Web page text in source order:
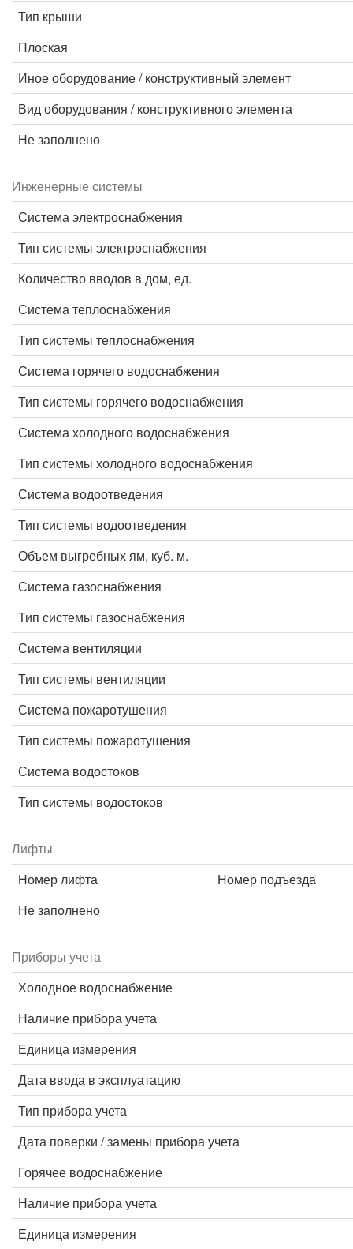
Тип крыши
Плоская
Иное оборудование / конструктивный элемент
Вид оборудования / конструктивного элемента
Не заполнено
Инженерные системы
Система электроснабжения
Тип системы электроснабжения
Количество вводов в дом, ед.
Система теплоснабжения
Тип системы теплоснабжения
Система горячего водоснабжения
Тип системы горячего водоснабжения
Система холодного водоснабжения
Тип системы холодного водоснабжения
Система водоотведения
Тип системы водоотведения
Объем выгребных ям, куб. м.
Система газоснабжения
Тип системы газоснабжения
Система вентиляции
Тип системы вентиляции
Система пожаротушения
Тип системы пожаротушения
Система водостоков
Тип системы водостоков
Лифты
Номер лифта
Номер подъезда
Не заполнено
Приборы учета
Холодное водоснабжение
Наличие прибора учета
Единица измерения
Дата ввода в эксплуатацию
Тип прибора учета
Дата поверки / замены прибора учета
Горячее водоснабжение
Наличие прибора учета
Единица измерения